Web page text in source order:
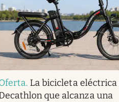
. La bicicleta eléctrica
que alcanza una